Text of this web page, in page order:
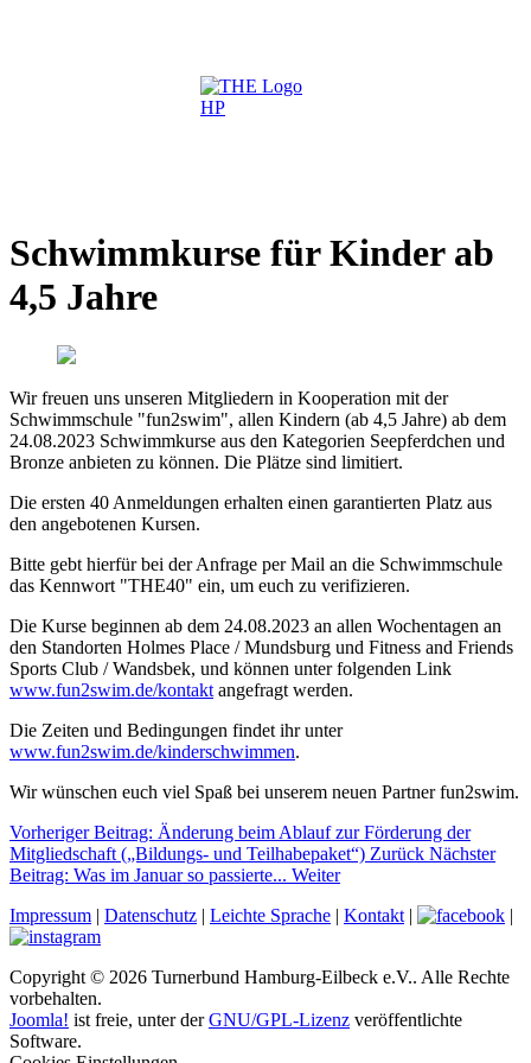
Schwimmkurse für Kinder ab
4,5 Jahre
Wir freuen uns unseren Mitgliedern in Kooperation mit der
Schwimmschule "fun2swim", allen Kindern (ab 4,5 Jahre) ab dem
24.08.2023 Schwimmkurse aus den Kategorien Seepferdchen und
Bronze anbieten zu können. Die Plätze sind limitiert.
Die ersten 40 Anmeldungen erhalten einen garantierten Platz aus
den angebotenen Kursen.
Bitte gebt hierfür bei der Anfrage per Mail an die Schwimmschule
das Kennwort "THE40" ein, um euch zu verifizieren.
Die Kurse beginnen ab dem 24.08.2023 an allen Wochentagen an
den Standorten Holmes Place / Mundsburg und Fitness and Friends
Sports Club / Wandsbek, und können unter folgenden Link
www.fun2swim.de/kontakt angefragt werden.
Die Zeiten und Bedingungen findet ihr unter
www.fun2swim.de/kinderschwimmen.
Wir wünschen euch viel Spaß bei unserem neuen Partner fun2swim.
Vorheriger Beitrag: Änderung beim Ablauf zur Förderung der
Mitgliedschaft („Bildungs- und Teilhabepaket“) Zurück Nächster
Beitrag: Was im Januar so passierte... Weiter
Impressum | Datenschutz | Leichte Sprache | Kontakt | |
Copyright © 2026 Turnerbund Hamburg-Eilbeck e.V.. Alle Rechte
vorbehalten.
Joomla! ist freie, unter derGNU/GPL-Lizenz veröffentlichte
Software.